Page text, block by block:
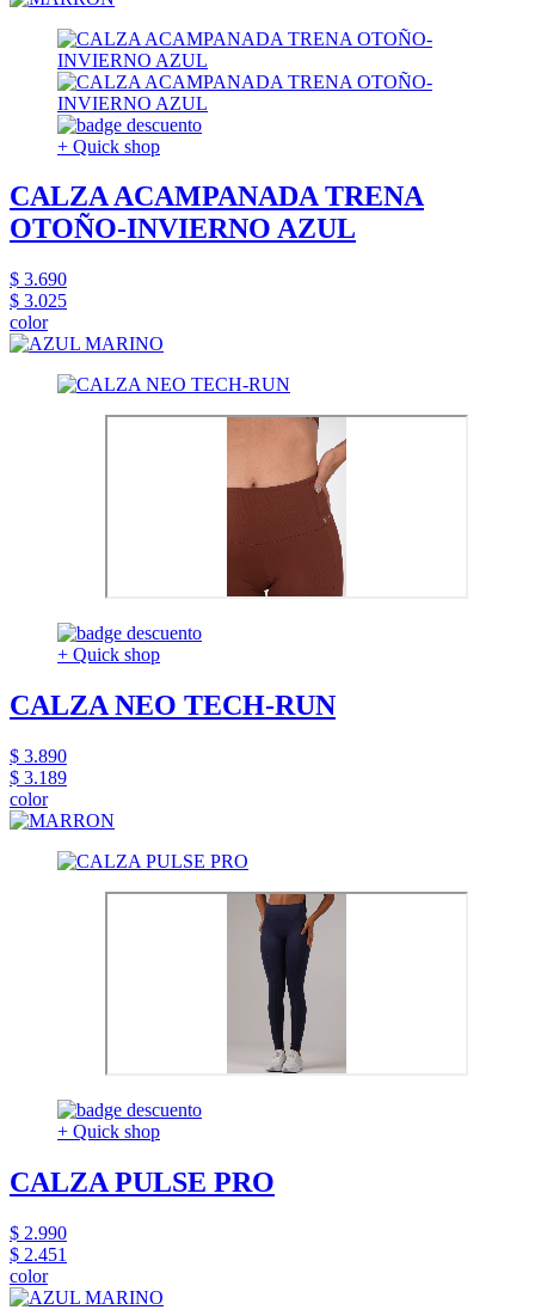
+ Quick shop
CALZA ACAMPANADA TRENA
OTOÑO-INVIERNO AZUL
$ 3.690
$ 3.025
color
+ Quick shop
CALZA NEO TECH-RUN
$ 3.890
$ 3.189
color
+ Quick shop
CALZA PULSE PRO
$ 2.990
$ 2.451
color